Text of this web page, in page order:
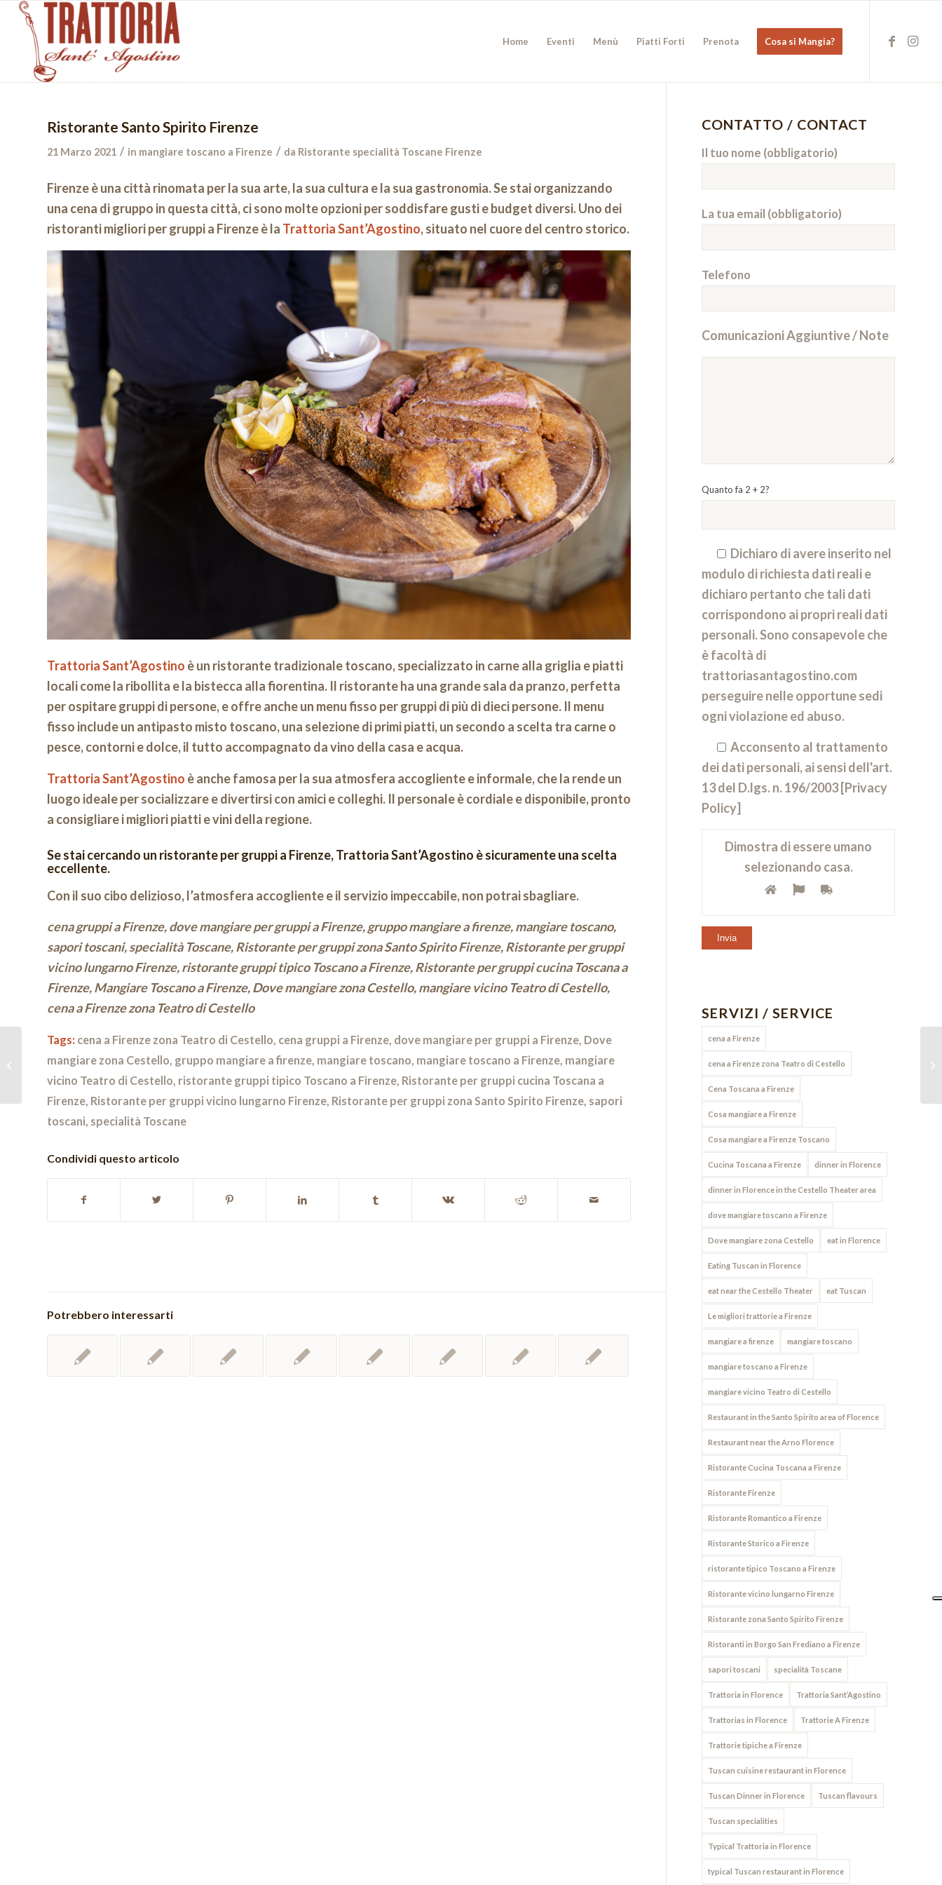
Home Eventi Menù Piatti Forti Prenota Cosa si Mangia?
Ristorante Santo Spirito Firenze
21 Marzo 2021 / in mangiare toscano a Firenze / da Ristorante specialità Toscane Firenze
Firenze è una città rinomata per la sua arte, la sua cultura e la sua gastronomia. Se stai organizzando
una cena di gruppo in questa città, ci sono molte opzioni per soddisfare gusti e budget diversi. Uno dei
ristoranti migliori per gruppi a Firenze è la Trattoria Sant’Agostino, situato nel cuore del centro storico.
Trattoria Sant’Agostino è un ristorante tradizionale toscano, specializzato in carne alla griglia e piatti
locali come la ribollita e la bistecca alla fiorentina. Il ristorante ha una grande sala da pranzo, perfetta
per ospitare gruppi di persone, e offre anche un menu fisso per gruppi di più di dieci persone. Il menu
fisso include un antipasto misto toscano, una selezione di primi piatti, un secondo a scelta tra carne o
pesce, contorni e dolce, il tutto accompagnato da vino della casa e acqua.
Trattoria Sant’Agostino è anche famosa per la sua atmosfera accogliente e informale, che la rende un
luogo ideale per socializzare e divertirsi con amici e colleghi. Il personale è cordiale e disponibile, pronto
a consigliare i migliori piatti e vini della regione.
Se stai cercando un ristorante per gruppi a Firenze,Trattoria Sant’Agostino è sicuramente una scelta
eccellente.
Con il suo cibo delizioso, l’atmosfera accogliente e il servizio impeccabile, non potrai sbagliare.
cena gruppi a Firenze, dove mangiare per gruppi a Firenze, gruppo mangiare a firenze, mangiare toscano,
sapori toscani, specialità Toscane, Ristorante per gruppi zona Santo Spirito Firenze, Ristorante per gruppi
vicino lungarno Firenze, ristorante gruppi tipico Toscano a Firenze, Ristorante per gruppi cucina Toscana a
Firenze, Mangiare Toscano a Firenze, Dove mangiare zona Cestello, mangiare vicino Teatro di Cestello,
cena a Firenze zona Teatro di Cestello
Tags: cena a Firenze zona Teatro di Cestello cena gruppi a Firenze dove mangiare per gruppi a Firenze Dove
mangiare zona Cestello gruppo mangiare a firenze mangiare toscano mangiare toscano a Firenze mangiare
vicino Teatro di Cestello ristorante gruppi tipico Toscano a Firenze Ristorante per gruppi cucina Toscana a
Firenze Ristorante per gruppi vicino lungarno Firenze Ristorante per gruppi zona Santo Spirito Firenze sapori
toscani specialità Toscane
Condividi questo articolo
Potrebbero interessarti
CONTATTO / CONTACT
Il tuo nome (obbligatorio)
La tua email (obbligatorio)
Telefono
Comunicazioni Aggiuntive / Note
Quanto fa 2 + 2?
Dichiaro di avere inserito nel
modulo di richiesta dati reali e
dichiaro pertanto che tali dati
corrispondono ai propri reali dati
personali. Sono consapevole che
è facoltà di
trattoriasantagostino.com
perseguire nelle opportune sedi
ogni violazione ed abuso.
Acconsento al trattamento
dei dati personali, ai sensi dell'art.
13 del D.lgs. n. 196/2003 [Privacy
Policy]
Dimostra di essere umano
selezionando casa.
SERVIZI / SERVICE
cena a Firenze
cena a Firenze zona Teatro di Cestello
Cena Toscana a Firenze
Cosa mangiare a Firenze
Cosa mangiare a Firenze Toscano
Cucina Toscana a Firenze dinner in Florence
dinner in Florence in the Cestello Theater area
dove mangiare toscano a Firenze
Dove mangiare zona Cestello eat in Florence
Eating Tuscan in Florence
eat near the Cestello Theater eat Tuscan
Le migliori trattorie a Firenze
mangiare a firenze mangiare toscano
mangiare toscano a Firenze
mangiare vicino Teatro di Cestello
Restaurant in the Santo Spirito area of Florence
Restaurant near the Arno Florence
Ristorante Cucina Toscana a Firenze
Ristorante Firenze
Ristorante Romantico a Firenze
Ristorante Storico a Firenze
ristorante tipico Toscano a Firenze
Ristorante vicino lungarno Firenze
Ristorante zona Santo Spirito Firenze
Ristoranti in Borgo San Frediano a Firenze
sapori toscani specialità Toscane
Trattoria in Florence Trattoria Sant’Agostino
Trattorias in Florence Trattorie A Firenze‎
Trattorie tipiche a Firenze
Tuscan cuisine restaurant in Florence
Tuscan Dinner in Florence Tuscan flavours
Tuscan specialities
Typical Trattoria in Florence
typical Tuscan restaurant in Florence
Esperienza culinaria eccezionale